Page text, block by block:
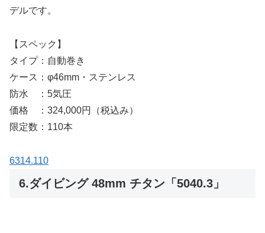
デルです。
【スペック】
タイプ：自動巻き
ケース：φ46mm・ステンレス
防水 ：5気圧
価格 ：324,000円（税込み）
限定数：110本
6314.110
6.ダイビング 48mm チタン「5040.3」